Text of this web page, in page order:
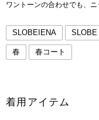
ワントーンの合わせでも、
SLOBEIENA
春 春コート
着用アイテム